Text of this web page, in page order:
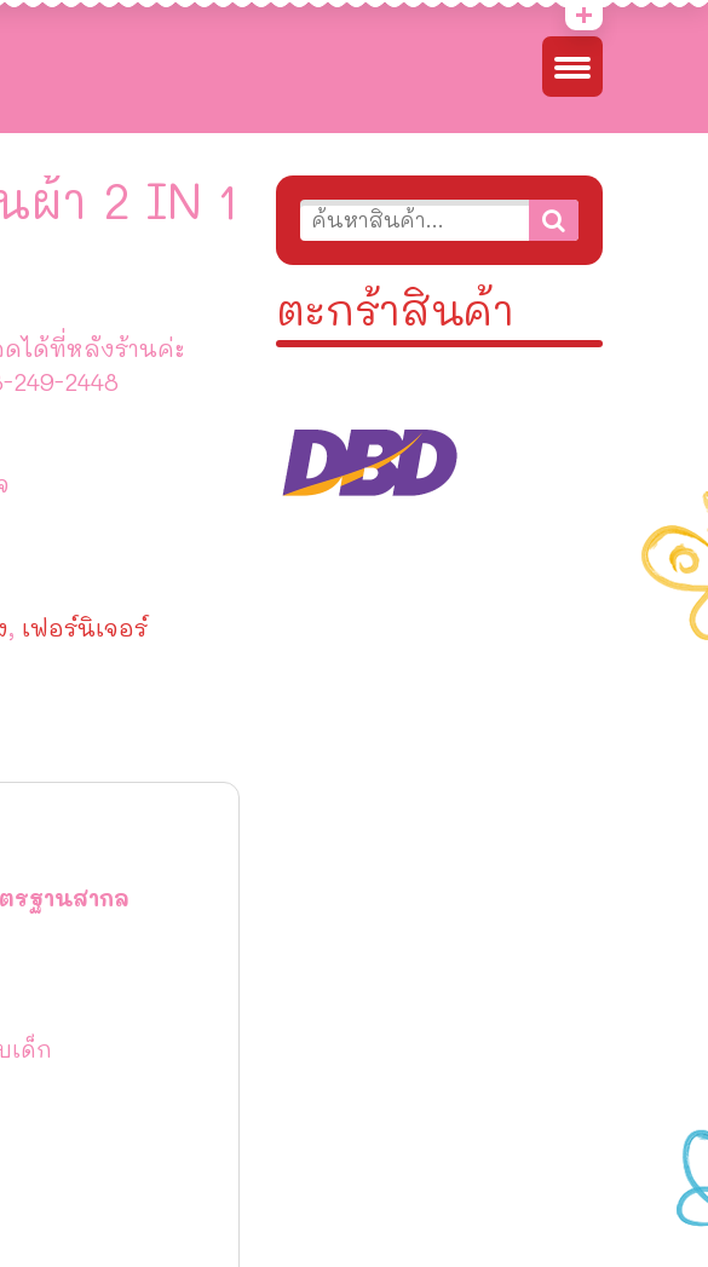
ตะกร้าสินค้า
ผ้า 2 IN 1
ได้ที่หลังร้านค่ะ
249-2448
, เฟอร์นิเจอร์
รฐานสากล
เด็ก